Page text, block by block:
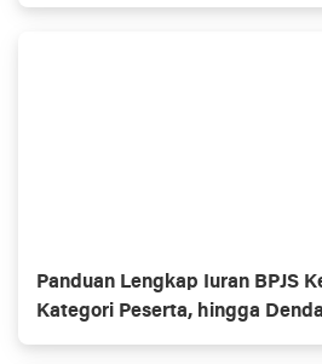
Panduan Lengkap Iuran BPJS
Kategori Peserta, hingga Denda